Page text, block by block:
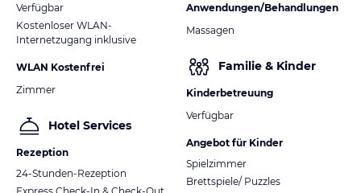
Verfügbar
Kostenloser WLAN-
Internetzugang inklusive
WLAN Kostenfrei
Zimmer
Hotel Services
Rezeption
24-Stunden-Rezeption
Anwendungen/Behandlungen
Massagen
Familie & Kinder
Kinderbetreuung
Verfügbar
Angebot für Kinder
Spielzimmer
Brettspiele/ Puzzles